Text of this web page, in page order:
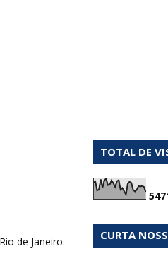
de Janeiro.
TOTAL DE
547
CURTA